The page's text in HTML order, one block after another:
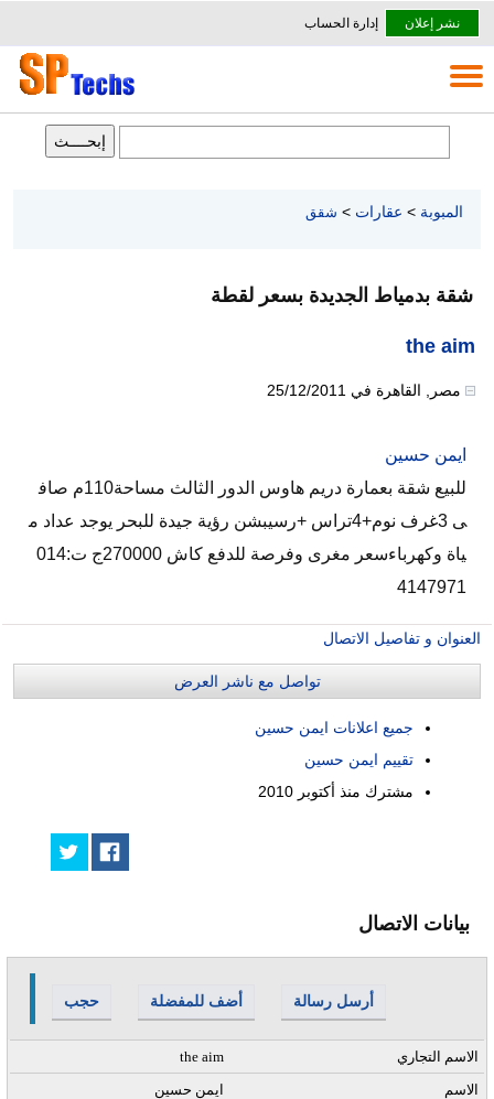
نشر إعلان إدارة الحساب
المبوبة > عقارات > شقق
شقة بدمياط الجديدة بسعر لقطة
the aim
مصر القاهرة في 25/12/2011
ايمن حسين
للبيع شقة بعمارة دريم هاوس الدور الثالث مساحة110م صاف
ى 3غرف نوم+4تراس +رسيبشن رؤية جيدة للبحر يوجد عداد م
ياة وكهرباءسعر مغرى وفرصة للدفع كاش 270000ج ت:014
4147971
العنوان و تفاصيل الاتصال
تواصل مع ناشر العرض
جميع اعلانات ايمن حسين
تقييم ايمن حسين
مشترك منذ أكتوبر 2010
بيانات الاتصال
حجب أضف للمفضلة أرسل رسالة
the aim
الاسم التجاري
ايمن حسين
الاسم